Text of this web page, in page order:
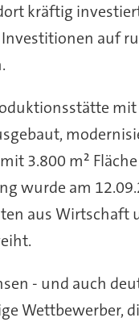
kräftig
auf
mit
3.800 m²
wurde am
aus Wirtschaft
- und auch
Wettbewerber,